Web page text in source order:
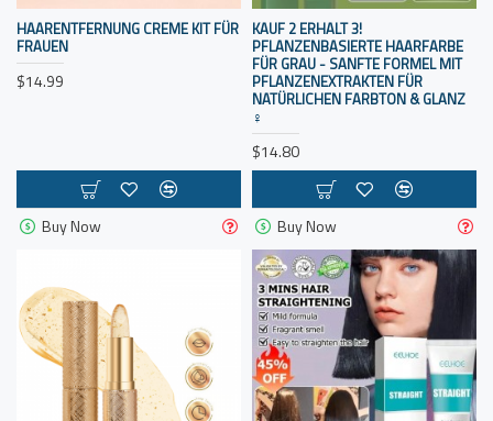
HAARENTFERNUNG CREME KIT FÜR
FRAUEN
$14.99
Buy Now
KAUF 2 ERHALT 3!
PFLANZENBASIERTE HAARFARBE
FÜR GRAU - SANFTE FORMEL MIT
PFLANZENEXTRAKTEN FÜR
NATÜRLICHEN FARBTON & GLANZ
♀
$14.80
Buy Now